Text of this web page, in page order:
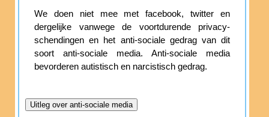
We doen niet mee met facebook, twitter en
dergelijke vanwege de voortdurende privacy-
schendingen en het anti-sociale gedrag van dit
soort anti-sociale media. Anti-sociale media
bevorderen autistisch en narcistisch gedrag.